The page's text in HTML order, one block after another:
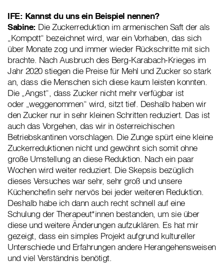
IFE: Kannst du uns ein Beispiel nennen?
Sabine: Die Zuckerreduktion im armenischen Saft der als
„Kompott“ bezeichnet wird, war ein Vorhaben, das sich
über Monate zog und immer wieder Rückschritte mit sich
brachte. Nach Ausbruch des Berg-Karabach-Krieges im
Jahr 2020 stiegen die Preise für Mehl und Zucker so stark
an, dass die Menschen sich diese kaum leisten konnten.
Die „Angst“, dass Zucker nicht mehr verfügbar ist
oder „weggenommen“ wird, sitzt tief. Deshalb haben wir
den Zucker nur in sehr kleinen Schritten reduziert. Das ist
auch das Vorgehen, das wir in österreichischen
Betriebskantinen vorschlagen. Die Zunge spürt eine kleine
Zuckerreduktionen nicht und gewöhnt sich somit ohne
große Umstellung an diese Reduktion. Nach ein paar
Wochen wird weiter reduziert. Die Skepsis bezüglich
dieses Versuches war sehr, sehr groß und unsere
Küchenchefin sehr nervös bei jeder weiteren Reduktion.
Deshalb habe ich dann auch recht schnell auf eine
Schulung der Therapeut*innen bestanden, um sie über
diese und weitere Änderungen aufzuklären. Es hat mir
gezeigt, dass ein simples Projekt aufgrund kultureller
Unterschiede und Erfahrungen andere Herangehensweisen
und viel Verständnis benötigt.